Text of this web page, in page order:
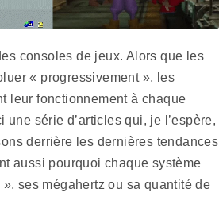
consoles de jeux. Alors que les
« progressivement », les
leur fonctionnement à chaque
série d’articles qui, je l’espère,
derrière les dernières tendances
aussi pourquoi chaque système
ses mégahertz ou sa quantité de